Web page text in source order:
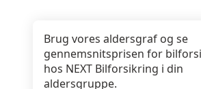
Brug vores aldersgraf og se
gennemsnitsprisen for
hos NEXT Bilforsikring i din
aldersgruppe.